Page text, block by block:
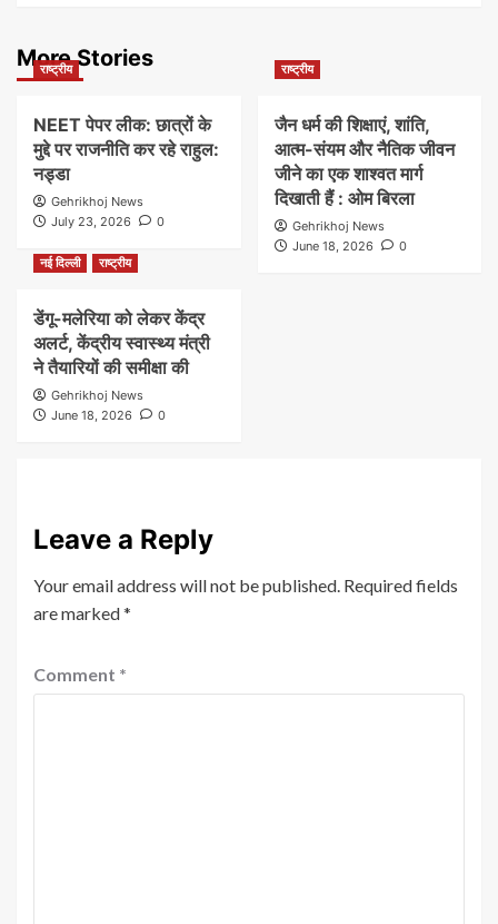
More Stories
राष्ट्रीय
NEET पेपर लीक: छात्रों के
मुद्दे पर राजनीति कर रहे राहुल:
नड्डा
Gehrikhoj News
July 23, 2026
0
राष्ट्रीय
जैन धर्म की शिक्षाएं, शांति,
आत्म-संयम और नैतिक जीवन
जीने का एक शाश्वत मार्ग
दिखाती हैं : ओम बिरला
Gehrikhoj News
June 18, 2026
0
नई दिल्ली
राष्ट्रीय
डेंगू-मलेरिया को लेकर केंद्र
अलर्ट, केंद्रीय स्वास्थ्य मंत्री
ने तैयारियों की समीक्षा की
Gehrikhoj News
June 18, 2026
0
Leave a Reply
Your email address will not be published. Required fields
are marked*
Comment *